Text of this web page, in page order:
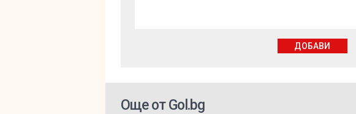
ДОБАВИ
Още от Gol.bg